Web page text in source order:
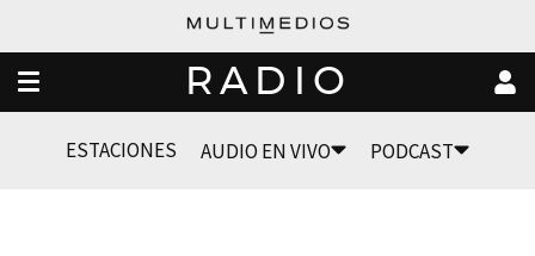
RADIO
ESTACIONES AUDIO EN VIVO PODCAST